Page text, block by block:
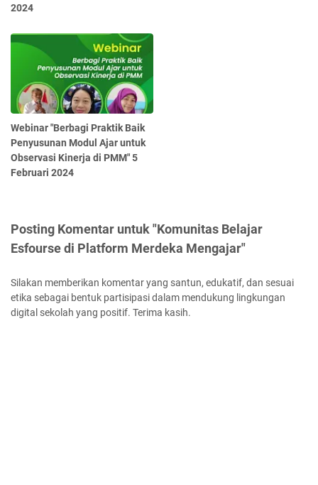
2024
Webinar "Berbagi Praktik Baik
Penyusunan Modul Ajar untuk
Observasi Kinerja di PMM" 5
Februari 2024
Posting Komentar untuk "Komunitas Belajar
Esfourse di Platform Merdeka Mengajar"
Silakan memberikan komentar yang santun, edukatif, dan sesuai
etika sebagai bentuk partisipasi dalam mendukung lingkungan
digital sekolah yang positif. Terima kasih.